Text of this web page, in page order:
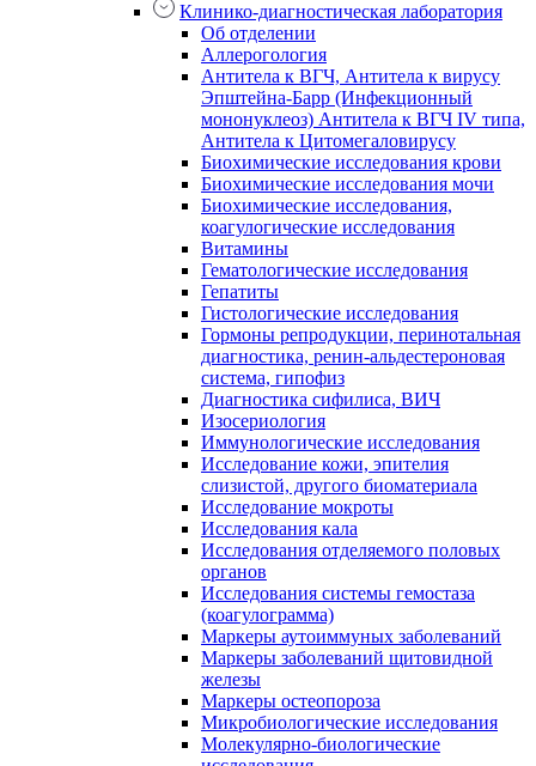
Клинико-диагностическая лаборатория
Об отделении
Аллерогология
Антитела к ВГЧ, Антитела к вирусу
Эпштейна-Барр (Инфекционный
мононуклеоз) Антитела к ВГЧ IV типа,
Антитела к Цитомегаловирусу
Биохимические исследования крови
Биохимические исследования мочи
Биохимические исследования,
коагулогические исследования
Витамины
Гематологические исследования
Гепатиты
Гистологические исследования
Гормоны репродукции, перинотальная
диагностика, ренин-альдестероновая
система, гипофиз
Диагностика сифилиса, ВИЧ
Изосериология
Иммунологические исследования
Исследование кожи, эпителия
слизистой, другого биоматериала
Исследование мокроты
Исследования кала
Исследования отделяемого половых
органов
Исследования системы гемостаза
(коагулограмма)
Маркеры аутоиммуных заболеваний
Маркеры заболеваний щитовидной
железы
Маркеры остеопороза
Микробиологические исследования
Молекулярно-биологические